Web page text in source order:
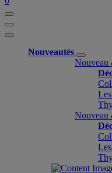
Nouveautés
Nouveau
Nouveau